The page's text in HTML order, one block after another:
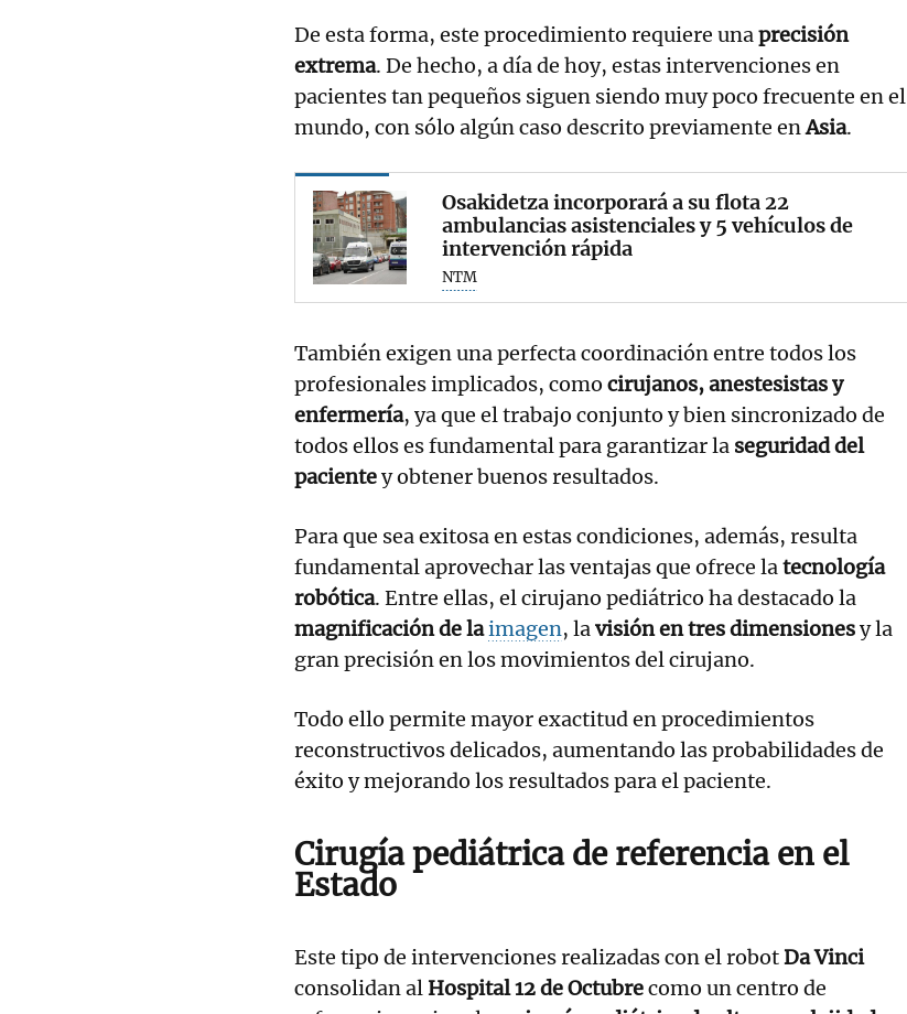
De esta forma, este procedimiento requiere unaprecisión
extrema. De hecho, a día de hoy, estas intervenciones en
pacientes tan pequeños siguen siendo muy poco frecuente en el
mundo, con sólo algún caso descrito previamente enAsia.
Osakidetza incorporará a su flota 22
ambulancias asistenciales y 5 vehículos de
intervención rápida
NTM
También exigen una perfecta coordinación entre todos los
profesionales implicados, como cirujanos, anestesistas y
enfermería, ya que el trabajo conjunto y bien sincronizado de
todos ellos es fundamental para garantizar la seguridad del
pacientey obtener buenos resultados.
Para que sea exitosa en estas condiciones, además, resulta
fundamental aprovechar las ventajas que ofrece latecnología
robótica. Entre ellas, el cirujano pediátrico ha destacado la
magnificación de laimagen, lavisión en tres dimensionesy la
gran precisión en los movimientos del cirujano.
Todo ello permite mayor exactitud en procedimientos
reconstructivos delicados, aumentando las probabilidades de
éxito y mejorando los resultados para el paciente.
Cirugía pediátrica de referencia en el
Estado
Este tipo de intervenciones realizadas con el robotDa Vinci
consolidan al Hospital 12 de Octubrecomo un centro de